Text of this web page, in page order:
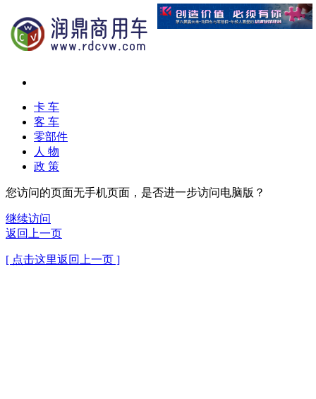
卡 车
客 车
零部件
人 物
政 策
您访问的页面无手机页面，是否进一步访问电脑版？
继续访问
返回上一页
[ 点击这里返回上一页 ]